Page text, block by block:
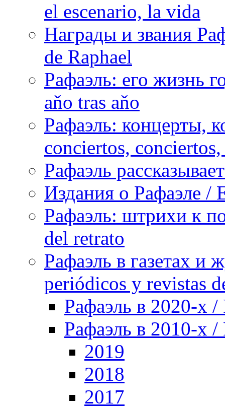
el escenario, la vida
Награды и звания
de Raphael
Рафаэль: его жизнь
aňo tras aňo
Рафаэль: концерты,
conciertos,
Рафаэль
Издания о Рафаэле /
Рафаэль: штрихи к
del retrato
Рафаэль в газетах и
periódicos y revistas
Рафаэль в 2020-х /
Рафаэль в 2010-х /
2019
2018
2017